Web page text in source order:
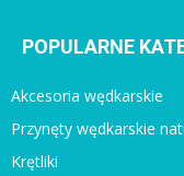
POPULARNE
Akcesoria wędkarskie
Przynęty wędkarskie
Krętliki